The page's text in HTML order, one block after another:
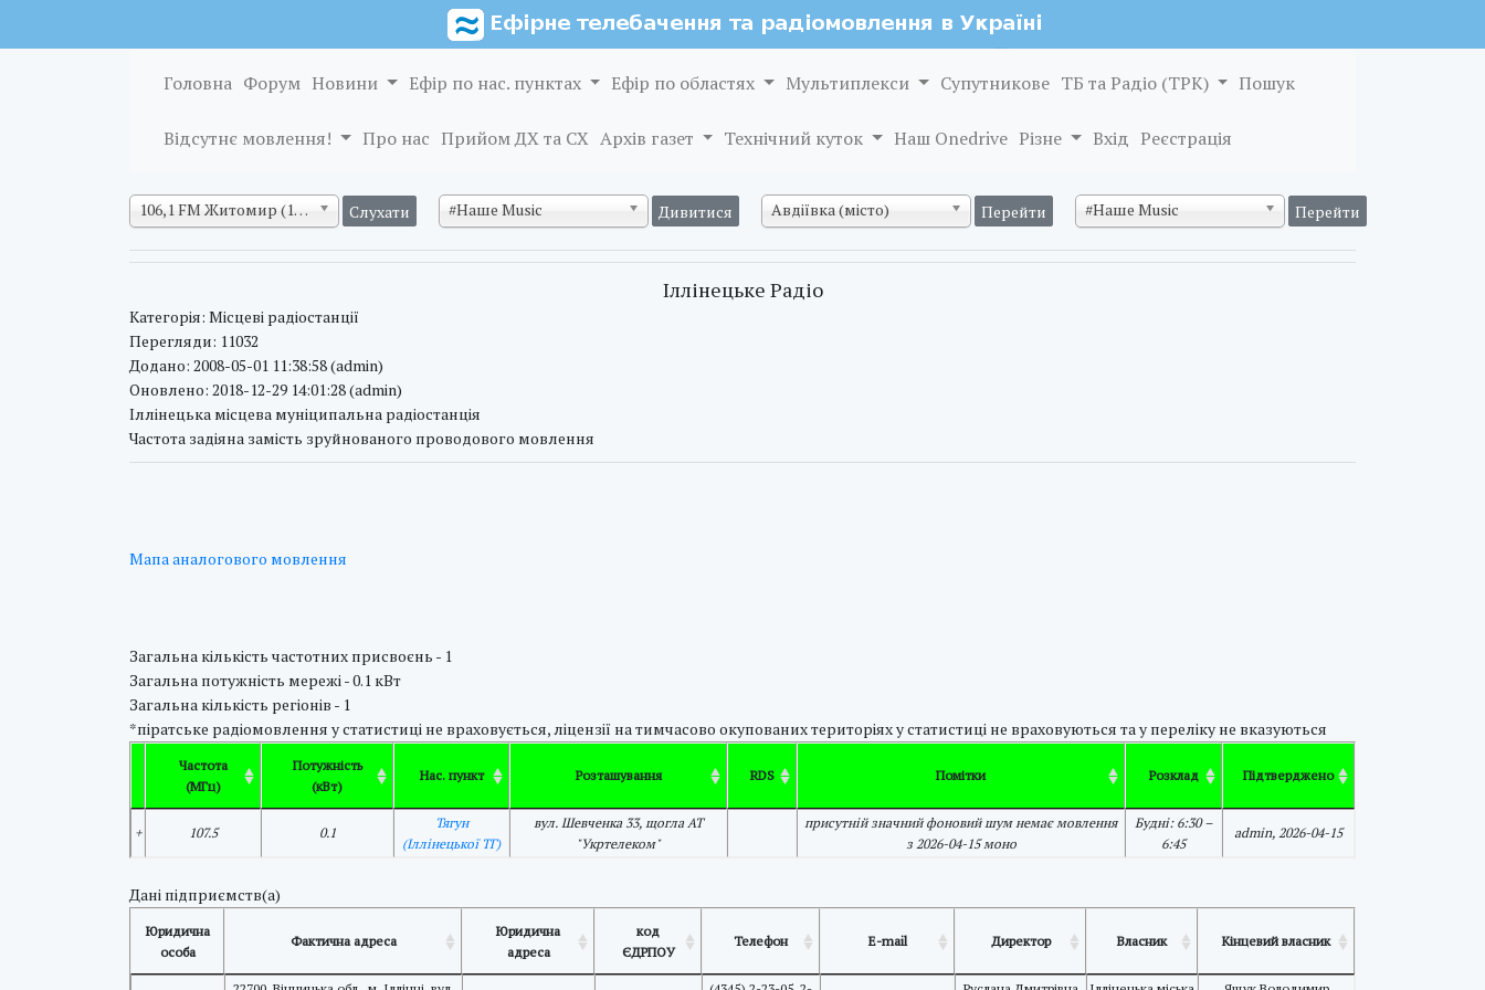
Головна Форум Новини Ефір по нас. пунктах Ефір по областях Мультиплекси Супутникове ТБ та Радіо (ТРК) Пошук
Відсутнє мовлення! Про нас Прийом ДХ та СХ Архів газет Технічний куток Наш Onedrive Різне Вхід Реєстрація
106,1 FM Житомир (128 кб/с) #Наше Music Авдіївка (місто) #Наше Music
Іллінецьке Радіо
Категорія: Місцеві радіостанції
Перегляди: 11032
Додано: 2008-05-01 11:38:58 (admin)
Оновлено: 2018-12-29 14:01:28 (admin)
Іллінецька місцева муніципальна радіостанція
Частота задіяна замість зруйнованого проводового мовлення
Мапа аналогового мовлення
Загальна кількість частотних присвоєнь - 1
Загальна потужність мережі - 0.1 кВт
Загальна кількість регіонів - 1
*піратське радіомовлення у статистиці не враховується, ліцензії на тимчасово окупованих територіях у статистиці не враховуються та у переліку не вказуються
Частота
(МГц)
Потужність
(кВт)
Нас. пункт Розташування RDS Помітки Розклад Підтверджено
+ 107.5 0.1
Тягун
(Іллінецької ТГ)
вул. Шевченка 33, щогла АТ
"Укртелеком"
присутній значний фоновий шум немає мовлення
з 2026-04-15 моно
Будні: 6:30 –
6:45
admin, 2026-04-15
Дані підприємств(а)
Юридична
особа
Фактична адреса
Юридична
адреса
код
ЄДРПОУ
Телефон E-mail Директор Власник Кінцевий власник